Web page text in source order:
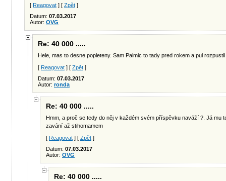
[ Reagovat ] [ Zpět ]
Datum: 07.03.2017
Autor: OVG
Re: 40 000 .....
Hele, mas to desne popleteny. Sam Palmic to tady pred rokem a pul
[ Reagovat ] [ Zpět ]
Datum: 07.03.2017
Autor: ronda
Re: 40 000 .....
Hmm, a proč se tedy do něj v každém svém příspěvku naváží ?. Já mu
zavání až stihomamem
[ Reagovat ] [ Zpět ]
Datum: 07.03.2017
Autor: OVG
Re: 40 000 .....